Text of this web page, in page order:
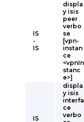
IS
-
IS
displa
y isis
peer
verbo
se
[vpn-
instan
ce
<vpnIn
stanc
e>]
IS
displa
y isis
interfa
ce
verbo